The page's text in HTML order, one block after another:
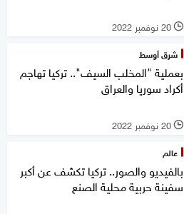
l 20 نوفمبر 2022
شرق أوسط
بعملية "المخلب السيف".. تركيا تهاجم
أكراد سوريا والعراق
l 20 نوفمبر 2022
عالم
بالفيديو والصور.. تركيا تكشف عن أكبر
سفينة حربية محلية الصنع